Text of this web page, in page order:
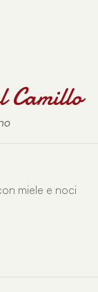
Camillo
miele e noci